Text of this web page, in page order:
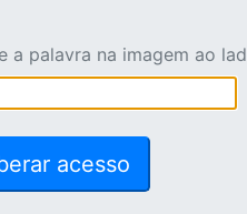
a palavra na imagem ao